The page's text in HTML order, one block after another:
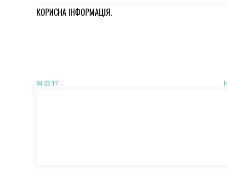
КОРИСНА ІНФОРМАЦІЯ.
04 02 17